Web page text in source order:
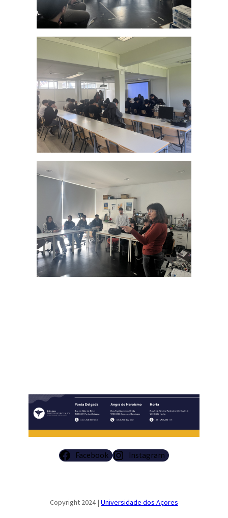
Facebook Instagram
Copyright 2024 | Universidade dos Açores